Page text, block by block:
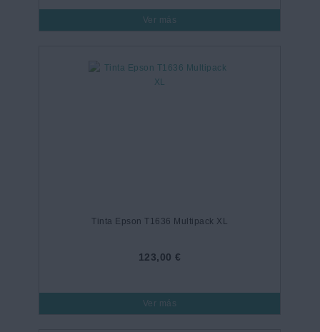
Ver más
Tinta Epson T1636 Multipack XL
123,00 €
Ver más